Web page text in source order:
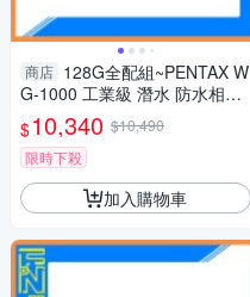
商店 128G全配組~PENTAX W
G-1000 工業級 潛水 防水相機
(WG1000，公司貨)抗撞、防
塵、耐寒、4K
$10,340 $10,490
限時下殺
加入購物車